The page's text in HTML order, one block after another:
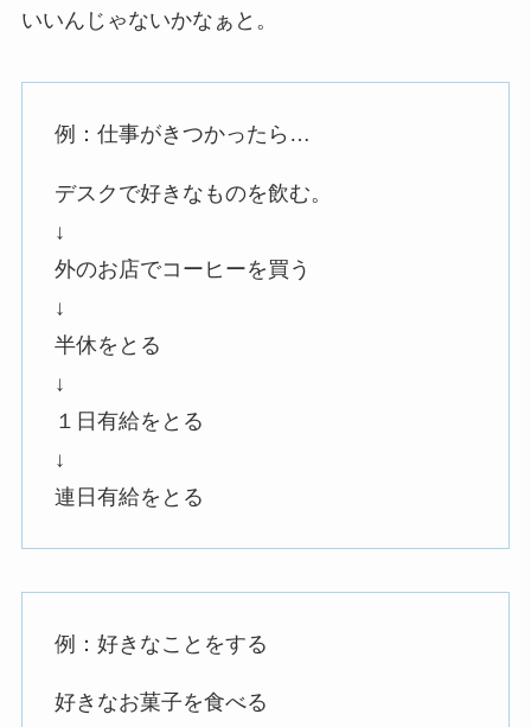
いいんじゃないかなぁと。
例：仕事がきつかったら…
デスクで好きなものを飲む。
↓
外のお店でコーヒーを買う
↓
半休をとる
↓
１日有給をとる
↓
連日有給をとる
例：好きなことをする
好きなお菓子を食べる